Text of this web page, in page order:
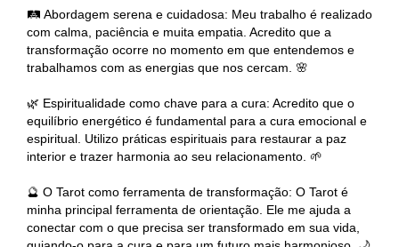
🛤️ Abordagem serena e cuidadosa: Meu trabalho é realizado
com calma, paciência e muita empatia. Acredito que a
transformação ocorre no momento em que entendemos e
trabalhamos com as energias que nos cercam. 🌸
🌿 Espiritualidade como chave para a cura: Acredito que o
equilíbrio energético é fundamental para a cura emocional e
espiritual. Utilizo práticas espirituais para restaurar a paz
interior e trazer harmonia ao seu relacionamento. 🌱
🔮 O Tarot como ferramenta de transformação: O Tarot é
minha principal ferramenta de orientação. Ele me ajuda a
conectar com o que precisa ser transformado em sua vida,